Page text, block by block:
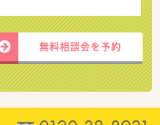
無料相談会を予約